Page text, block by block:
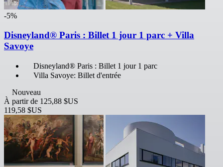
-5%
Disneyland® Paris : Billet 1 jour 1 parc + Villa
Savoye
Disneyland® Paris : Billet 1 jour 1 parc
Villa Savoye: Billet d'entrée
Nouveau
À partir de 125,88 $US
119,58 $US